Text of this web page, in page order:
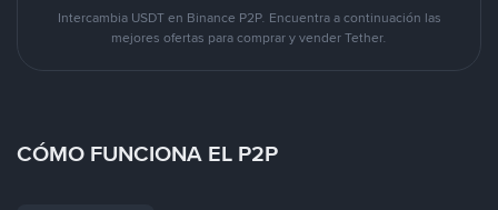
Intercambia USDT en Binance P2P. Encuentra a continuación las
mejores ofertas para comprar y vender Tether.
CÓMO FUNCIONA EL P2P